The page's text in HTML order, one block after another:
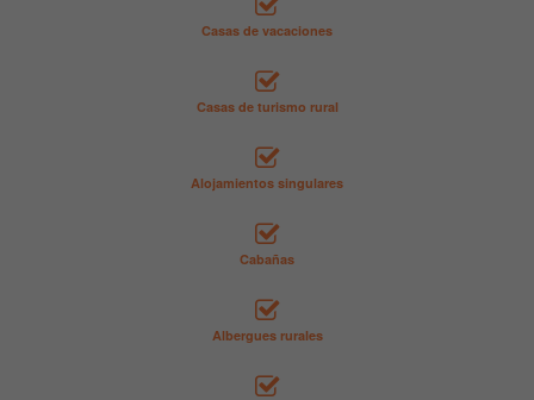
Casas de vacaciones
Casas de turismo rural
Alojamientos singulares
Cabañas
Albergues rurales